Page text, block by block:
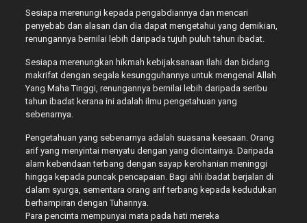
Sesiapa merenungi kepada pengabdiannya dan mencari
penyebab dan alasan dan dia dapat mengetahui yang demikian,
renungannya bernilai lebih daripada tujuh puluh tahun ibadat.
Sesiapa merenungkan hikmah kebijaksanaan Ilahi dan bidang
makrifat dengan segala kesungguhannya untuk mengenal Allah
Yang Maha Tinggi, renungannya bernilai lebih daripada seribu
tahun ibadat kerana ini adalah ilmu pengetahuan yang
sebenarnya.
Pengetahuan yang sebenarnya adalah suasana keesaan. Orang
arif yang menyintai menyatu dengan yang dicintainya. Daripada
alam kebendaan terbang dengan sayap kerohanian meninggi
hingga kepada puncak pencapaian. Bagi ahli ibadat berjalan di
dalam syurga, sementara orang arif terbang kepada kedudukan
berhampiran dengan Tuhannya.
Para pencinta mempunyai mata pada hati mereka